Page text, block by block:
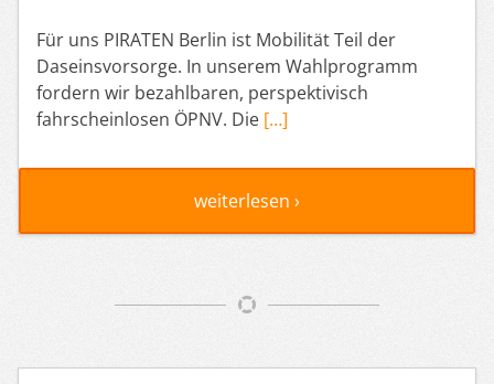
Für uns PIRATEN Berlin ist Mobilität Teil der
Daseinsvorsorge. In unserem Wahlprogramm
fordern wir bezahlbaren, perspektivisch
fahrscheinlosen ÖPNV. Die […]
weiterlesen ›